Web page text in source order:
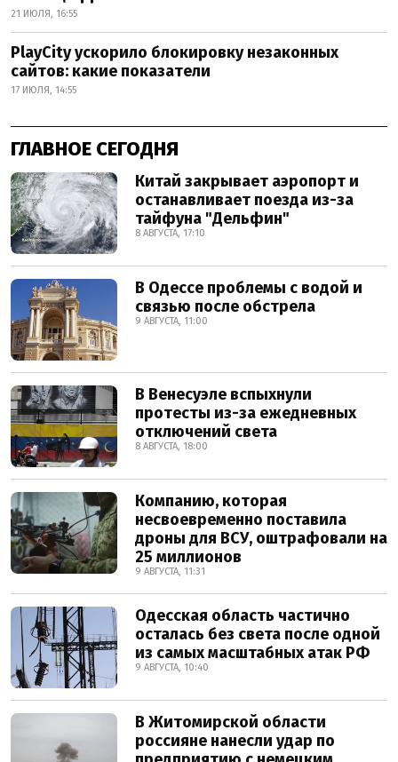
21 ИЮЛЯ, 16:55
PlayCity ускорило блокировку незаконных
сайтов: какие показатели
17 ИЮЛЯ, 14:55
ГЛАВНОЕ СЕГОДНЯ
Китай закрывает аэропорт и
останавливает поезда из-за
тайфуна "Дельфин"
8 АВГУСТА, 17:10
В Одессе проблемы с водой и
связью после обстрела
9 АВГУСТА, 11:00
В Венесуэле вспыхнули
протесты из-за ежедневных
отключений света
8 АВГУСТА, 18:00
Компанию, которая
несвоевременно поставила
дроны для ВСУ, оштрафовали на
25 миллионов
9 АВГУСТА, 11:31
Одесская область частично
осталась без света после одной
из самых масштабных атак РФ
9 АВГУСТА, 10:40
В Житомирской области
россияне нанесли удар по